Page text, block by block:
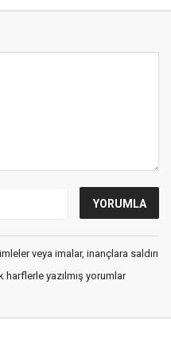
veya imalar, inançlara saldırı
harflerle yazılmış yorumlar